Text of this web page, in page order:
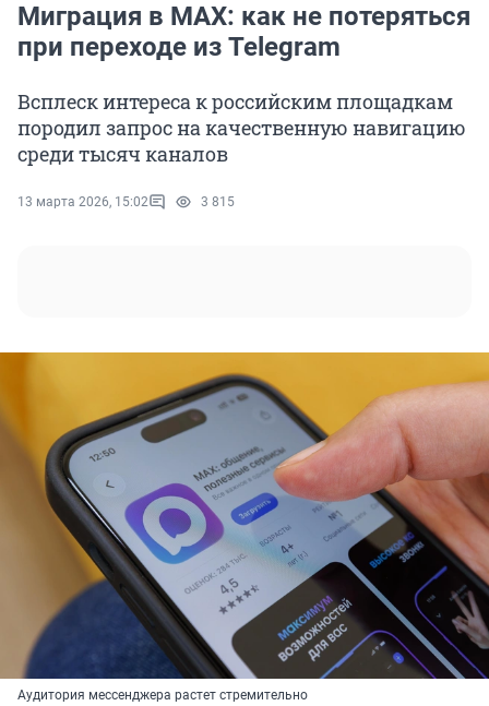
Миграция в MAX: как не потеряться
при переходе из Telegram
Всплеск интереса к российским площадкам
породил запрос на качественную навигацию
среди тысяч каналов
13 марта 2026, 15:02 3 815
Аудитория мессенджера растет стремительно